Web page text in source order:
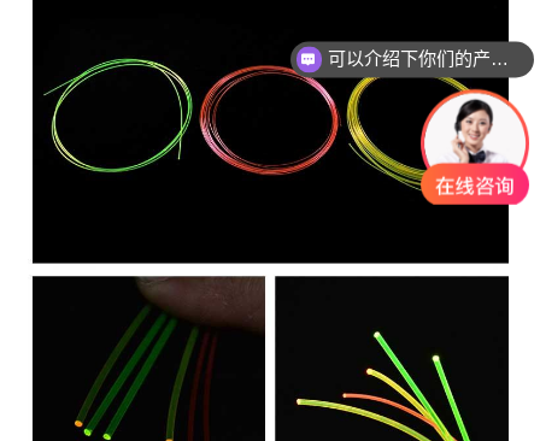
你们是怎么收费的呢？